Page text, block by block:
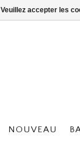
NOUVEAU
Veuillez accepter les